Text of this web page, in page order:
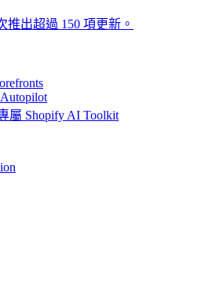
推出超過 150 項更新。
屬 Shopify AI Toolkit